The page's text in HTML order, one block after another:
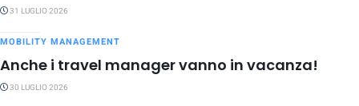
31 LUGLIO 2026
MOBILITY MANAGEMENT
Anche i travel manager vanno in vacanza!
30 LUGLIO 2026